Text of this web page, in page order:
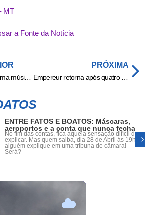
MT
a Fonte da Notícia
Rodrigo Bocardi declama músicas de Manu Bahtidão em jornal ao vivo
PRÓXIMA
ENTRE FATOS E BOATOS: Máscaras,
aeroportos e a conta que nunca fecha
No fim das contas, fica aquela sensação difícil de
explicar. Mas quem saiba, dia 28 de Abril ás 19h,
alguém explique em uma tribuna de câmara!
Será?